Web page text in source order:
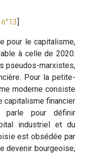
pour le capitalisme,
à celle de 2020.
pseudos-marxistes,
Pour la petite-
moderne consiste
capitalisme financier
parle pour définir
industriel et du
est obsédée par
devenir bourgeoise,